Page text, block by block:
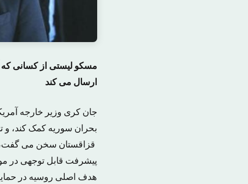
مسکو لیستی از کسانی
ارسال می کند
جان کری وزیر خارجه
بحران سوریه کمک کند، و
قزاقستان سخن می گفت،
پیشرفت قابل توجهی در
هدف اصلی روسیه در